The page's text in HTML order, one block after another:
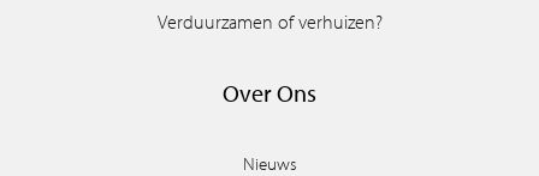
Verduurzamen of verhuizen?
Over Ons
Nieuws